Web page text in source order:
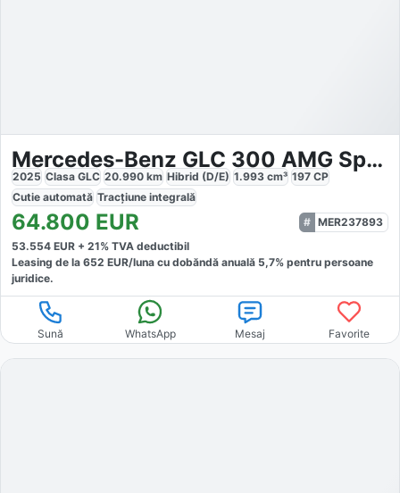
Mercedes-Benz GLC 300 AMG Sport
2025 Clasa GLC 20.990 km Hibrid (D/E) 1.993 cm³ 197 CP
Cutie automată Tracțiune integrală
64.800 EUR
MER237893
53.554 EUR + 21% TVA deductibil
Leasing de la 652 EUR/luna cu dobăndă anuală 5,7% pentru persoane
juridice.
Sună WhatsApp Mesaj Favorite